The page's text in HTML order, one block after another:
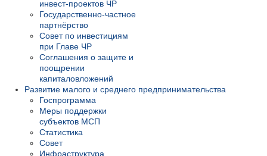
инвест-проектов ЧР
Государственно-частное
партнёрство
Совет по инвестициям
при Главе ЧР
Соглашения о защите и
поощрении
капиталовложений
Развитие малого и среднего предпринимательства
Госпрограмма
Меры поддержки
субъектов МСП
Статистика
Совет
Инфраструктура